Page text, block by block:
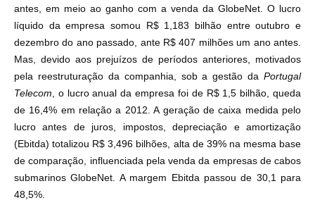
antes, em meio ao ganho com a venda da GlobeNet. O lucro
líquido da empresa somou R$ 1,183 bilhão entre outubro e
dezembro do ano passado, ante R$ 407 milhões um ano antes.
Mas, devido aos prejuízos de períodos anteriores, motivados
pela reestruturação da companhia, sob a gestão da Portugal
Telecom , o lucro anual da empresa foi de R$ 1,5 bilhão, queda
de 16,4% em relação a 2012. A geração de caixa medida pelo
lucro antes de juros, impostos, depreciação e amortização
(Ebitda) totalizou R$ 3,496 bilhões, alta de 39% na mesma base
de comparação, influenciada pela venda da empresas de cabos
submarinos GlobeNet. A margem Ebitda passou de 30,1 para
48,5%.